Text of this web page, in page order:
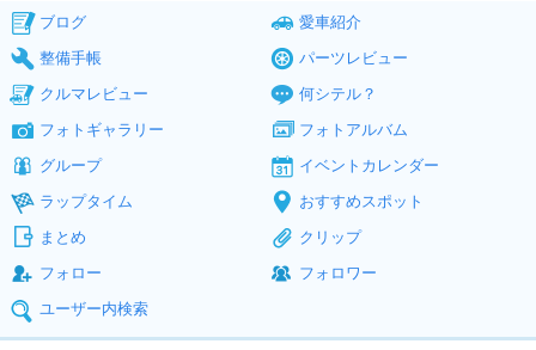
ブログ
愛車紹介
整備手帳
パーツレビュー
クルマレビュー
何シテル？
フォトギャラリー
フォトアルバム
グループ
イベントカレンダー
ラップタイム
おすすめスポット
まとめ
クリップ
フォロー
フォロワー
ユーザー内検索